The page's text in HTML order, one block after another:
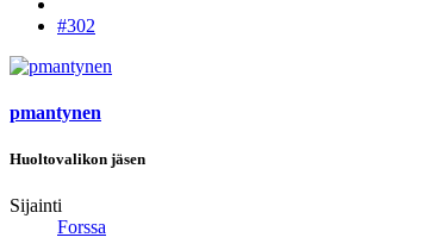
#302
pmantynen
Huoltovalikon jäsen
Sijainti
Forssa